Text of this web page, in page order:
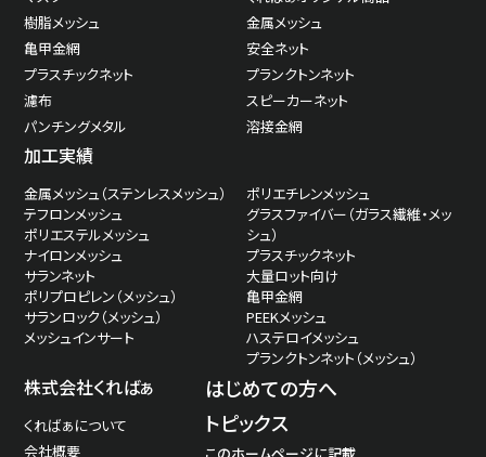
樹脂メッシュ
金属メッシュ
亀甲金網
安全ネット
プラスチックネット
プランクトンネット
濾布
スピーカーネット
パンチングメタル
溶接金網
加工実績
金属メッシュ（ステンレスメッシュ）
テフロンメッシュ
ポリエステルメッシュ
ナイロンメッシュ
サランネット
ポリプロピレン（メッシュ）
サランロック（メッシュ）
メッシュインサート
ポリエチレンメッシュ
グラスファイバー（ガラス繊維・メッ
シュ）
プラスチックネット
大量ロット向け
亀甲金網
PEEKメッシュ
ハステロイメッシュ
プランクトンネット（メッシュ）
株式会社くればぁ
くればぁについて
会社概要
はじめての方へ
トピックス